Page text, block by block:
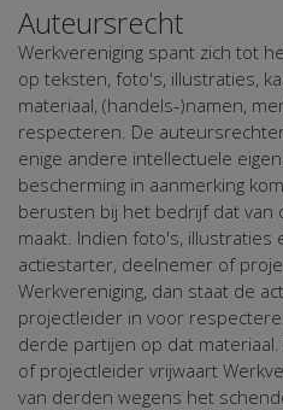
Auteursrecht
Werkvereniging spant zich tot
op teksten, foto's, illustraties,
materiaal, (handels-)namen,
respecteren. De
enige andere intellectuele
bescherming in aanmerking
berusten bij het bedrijf dat van
maakt. Indien foto's, illustraties
actiestarter, deelnemer of
Werkvereniging, dan staat de
projectleider in voor
derde partijen op dat
of projectleider vrijwaart
van derden wegens het